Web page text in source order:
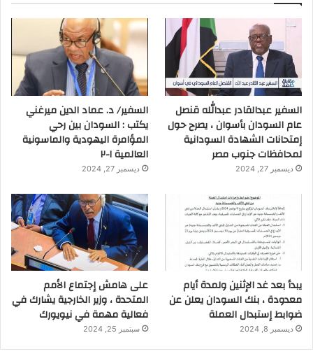
السفير عبدالقادر عبدالله قنصل
عام السودان بأسوان ، يصرح حول
إمتحانات الشهادة السودانية
لمحافظات جنوب مصر
ديسمبر 27, 2024
السفير/ د. عماد الدين ميرغني
يكتب : السودان بين رحي
المؤامرة اليهودية والماسونية
العالمية ١-٢
ديسمبر 27, 2024
يبدأ بعد غد الإثنين ولمدة أيام
معدودة ، بنك السودان يعلن عن
ضوابط إستبدال العملة
ديسمبر 8, 2024
على هامش إجتماع الأمم
المتحدة ، وزير الخارجية يشارك في
فعالية مهمة في نيويورك
سبتمبر 25, 2024